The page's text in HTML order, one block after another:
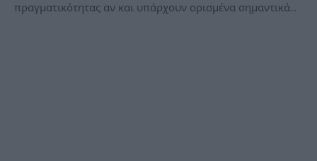
πραγματικότητας αν και υπάρχουν ορισμένα σημαντικά…